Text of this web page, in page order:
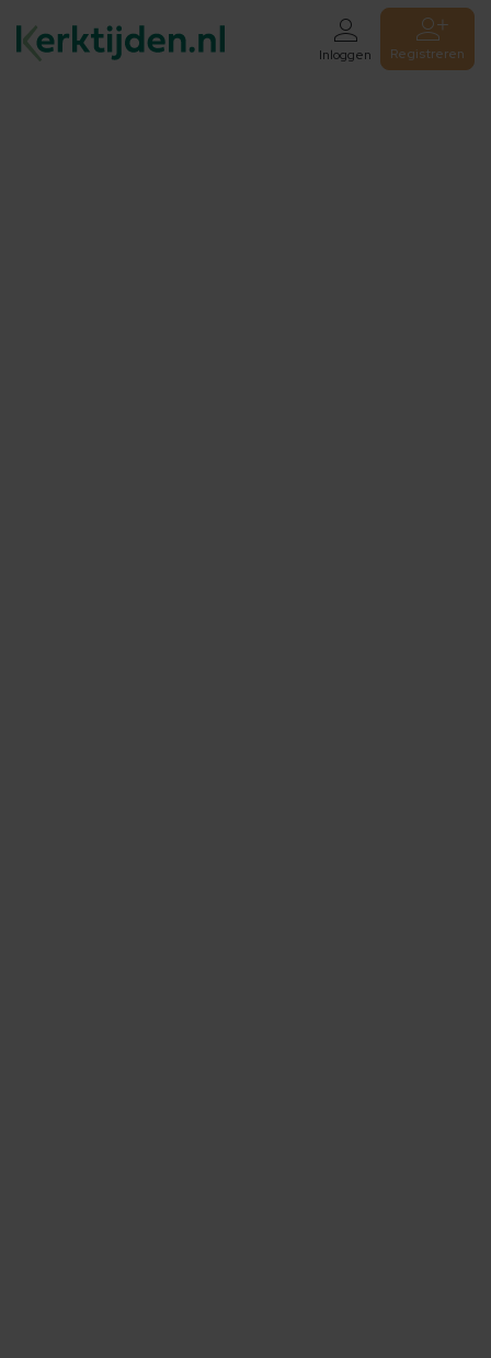
Inloggen Registreren